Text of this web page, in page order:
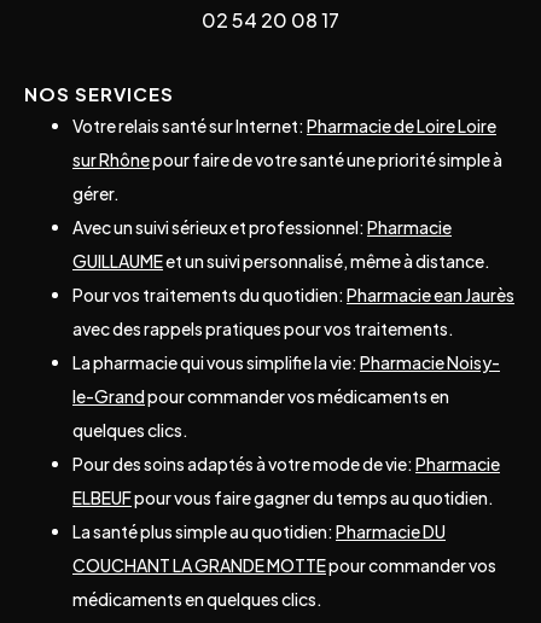
02 54 20 08 17
NOS SERVICES
Votre relais santé sur Internet: Pharmacie de Loire Loire
sur Rhônepour faire de votre santé une priorité simple à
gérer.
Avec un suivi sérieux et professionnel: Pharmacie
GUILLAUMEet un suivi personnalisé, même à distance.
Pour vos traitements du quotidien: Pharmacie ean Jaurès
avec des rappels pratiques pour vos traitements.
La pharmacie qui vous simplifie la vie: Pharmacie Noisy-
le-Grandpour commander vos médicaments en
quelques clics.
Pour des soins adaptés à votre mode de vie: Pharmacie
ELBEUFpour vous faire gagner du temps au quotidien.
La santé plus simple au quotidien: Pharmacie DU
COUCHANT LA GRANDE MOTTEpour commander vos
médicaments en quelques clics.